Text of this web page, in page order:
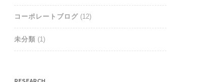
コーポレートブログ (12)
未分類 (1)